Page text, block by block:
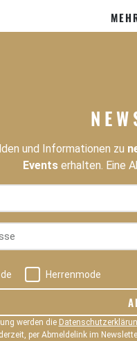
und Informationen zu
Events erhalten. Eine
Herrenmode
werden die
per Abmeldelink im